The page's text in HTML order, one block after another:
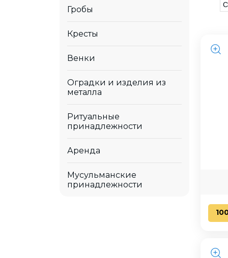
Гробы
Кресты
Венки
Оградки и изделия из
металла
Ритуальные
принадлежности
Аренда
Мусульманские
принадлежности